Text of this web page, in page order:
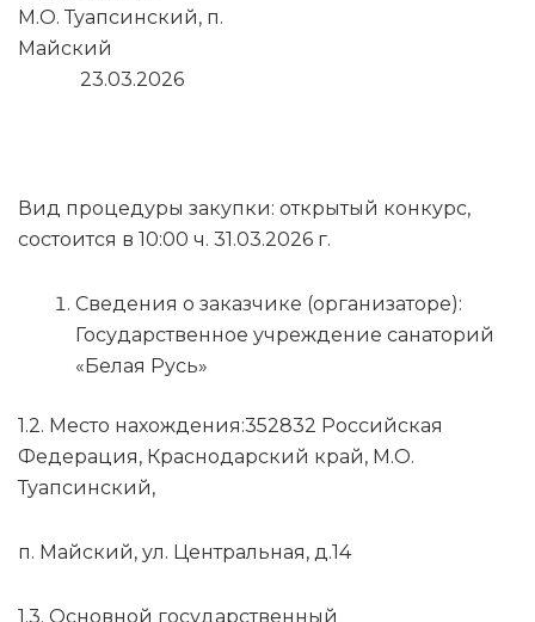
М.О. Туапсинский, п.
Майский
23.03.2026
Вид процедуры закупки: открытый конкурс,
состоится в 10:00 ч. 31.03.2026 г.
Сведения о заказчике (организаторе):
Государственное учреждение санаторий
«Белая Русь»
1.2. Место нахождения:352832 Российская
Федерация, Краснодарский край, М.О.
Туапсинский,
п. Майский, ул. Центральная, д.14
1.3. Основной государственный